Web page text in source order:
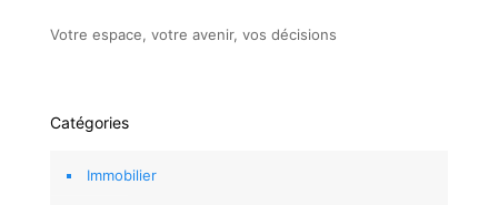
Votre espace, votre avenir, vos décisions
Catégories
Immobilier